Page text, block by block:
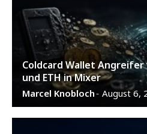
Coldcard Wallet
und ETH in Mixer
Marcel Knobloch- August 6,